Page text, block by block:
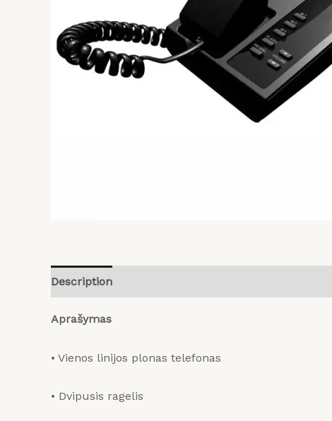
Description
Aprašymas
• Vienos linijos plonas telefonas
• Dvipusis ragelis
payment